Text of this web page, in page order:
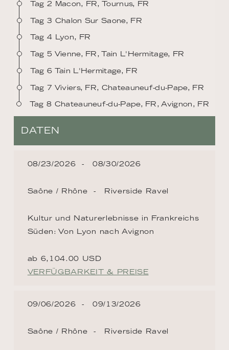
Tag 2 Macon, FR, Tournus, FR
Tag 3 Chalon Sur Saone, FR
Tag 4 Lyon, FR
Tag 5 Vienne, FR, Tain L'Hermitage, FR
Tag 6 Tain L'Hermitage, FR
Tag 7 Viviers, FR, Chateauneuf-du-Pape, FR
Tag 8 Chateauneuf-du-Pape, FR, Avignon, FR
DATEN
08/23/2026 08/30/2026
Saône / Rhône Riverside Ravel
Kultur und Naturerlebnisse in Frankreichs
Süden: Von Lyon nach Avignon
ab 6,104.00 USD
VERFÜGBARKEIT & PREISE
09/06/2026 09/13/2026
Saône / Rhône Riverside Ravel